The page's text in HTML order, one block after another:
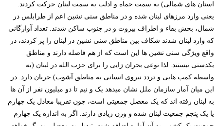
استان های شمالی) به سمت حماه و ادلب به سمت لبنان حرکت کردند.
یعنی وارد مرزهای لبنان شده و در مناطق سنی نشین اعم از طرابلس در
شمال، بخش بقاء و اطراف بیروت و در جنوب ساکن شدند. تعداد آوارگانی
که وارد لبنان شدند شکاف بین مناطق سنی نشین در لبنان را پر کردند، در
واقع ویژگی سنی نشین ها این است که از هم فاصله دارند و مناطق
یکدستی نیستند. لذا نوعی بحران زایی را برای حزب الله در لبنان (به
واسطه کمپ هایی و تردد نیروی انسانی به مناطق آشوب) جریان دارد. در
این میان آمار سازمان ملل نشان میدهد یک و نیم تا دو میلیون نفر از آن ها
به لبنان رفته اند که یک معضل جمعیتی است، چون تقریبا معادل یک چهارم
یا یک پنجم جمعیت لبنان شده و وزن زیادی دارند. اگر به اندازه یک چهارم